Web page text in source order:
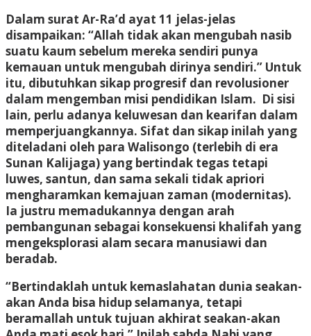
Dalam surat Ar-Ra’d ayat 11 jelas-jelas
disampaikan: “Allah tidak akan mengubah nasib
suatu kaum sebelum mereka sendiri punya
kemauan untuk mengubah dirinya sendiri.” Untuk
itu, dibutuhkan sikap progresif dan revolusioner
dalam mengemban misi pendidikan Islam. Di sisi
lain, perlu adanya keluwesan dan kearifan dalam
memperjuangkannya. Sifat dan sikap inilah yang
diteladani oleh para Walisongo (terlebih di era
Sunan Kalijaga) yang bertindak tegas tetapi
luwes, santun, dan sama sekali tidak apriori
mengharamkan kemajuan zaman (modernitas).
Ia justru memadukannya dengan arah
pembangunan sebagai konsekuensi khalifah yang
mengeksplorasi alam secara manusiawi dan
beradab.
“Bertindaklah untuk kemaslahatan dunia seakan-
akan Anda bisa hidup selamanya, tetapi
beramallah untuk tujuan akhirat seakan-akan